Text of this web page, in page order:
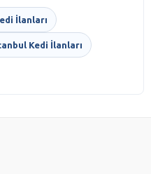
İlanları
Kedi İlanları